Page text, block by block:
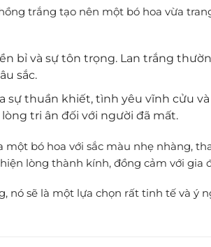
trắng tạo nên một bó hoa vừa
bỉ và sự tôn trọng. Lan trắng
sắc.
thuần khiết, tình yêu vĩnh cửu
tri ân đối với người đã mất.
bó hoa với sắc màu nhẹ nhàng,
lòng thành kính, đồng cảm với
nó sẽ là một lựa chọn rất tinh tế và ý